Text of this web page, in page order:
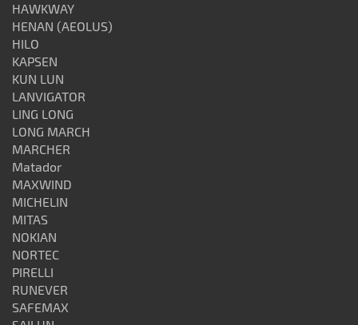
HAWKWAY
HENAN (AEOLUS)
HILO
KAPSEN
KUN LUN
LANVIGATOR
LING LONG
LONG MARCH
MARCHER
Matador
MAXWIND
MICHELIN
MITAS
NOKIAN
NORTEC
PIRELLI
RUNEVER
SAFEMAX